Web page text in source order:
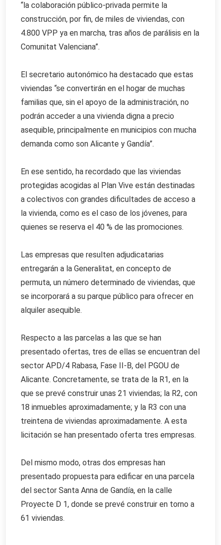
“la colaboración público-privada permite la
construcción, por fin, de miles de viviendas, con
4.800 VPP ya en marcha, tras años de parálisis en la
Comunitat Valenciana”.
El secretario autonómico ha destacado que estas
viviendas “se convertirán en el hogar de muchas
familias que, sin el apoyo de la administración, no
podrán acceder a una vivienda digna a precio
asequible, principalmente en municipios con mucha
demanda como son Alicante y Gandía”.
En ese sentido, ha recordado que las viviendas
protegidas acogidas al Plan Vive están destinadas
a colectivos con grandes dificultades de acceso a
la vivienda, como es el caso de los jóvenes, para
quienes se reserva el 40 % de las promociones.
Las empresas que resulten adjudicatarias
entregarán a la Generalitat, en concepto de
permuta, un número determinado de viviendas, que
se incorporará a su parque público para ofrecer en
alquiler asequible.
Respecto a las parcelas a las que se han
presentado ofertas, tres de ellas se encuentran del
sector APD/4 Rabasa, Fase II-B, del PGOU de
Alicante. Concretamente, se trata de la R1, en la
que se prevé construir unas 21 viviendas; la R2, con
18 inmuebles aproximadamente; y la R3 con una
treintena de viviendas aproximadamente. A esta
licitación se han presentado oferta tres empresas.
Del mismo modo, otras dos empresas han
presentado propuesta para edificar en una parcela
del sector Santa Anna de Gandía, en la calle
Proyecte D 1, donde se prevé construir en torno a
61 viviendas.